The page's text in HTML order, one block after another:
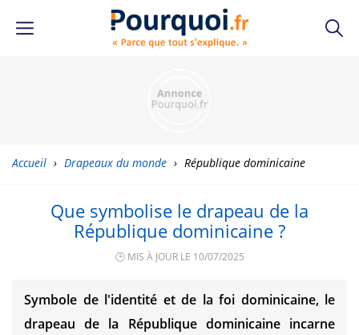
Accueil › Drapeaux du monde › République dominicaine
Que symbolise le drapeau de la
République dominicaine ?
🕒 MIS À JOUR LE 10/07/2025
Symbole de l'identité et de la foi dominicaine, le
drapeau de la République dominicaine incarne